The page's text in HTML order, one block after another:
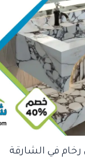
في الشارقة